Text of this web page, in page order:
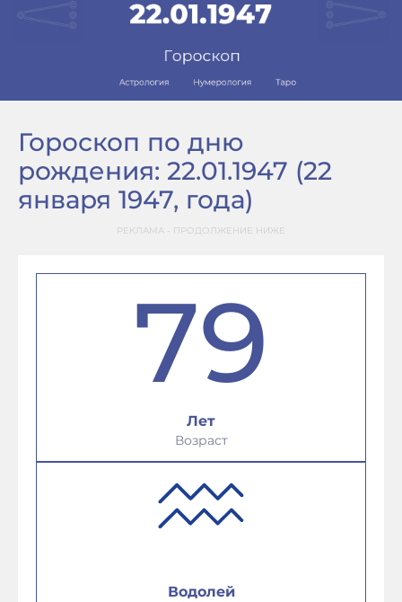
Гороскоп по дню
рождения: 22.01.1947 (22
января 1947, года)
РЕКЛАМА - ПРОДОЛЖЕНИЕ НИЖЕ
79
Лет
Возраст
Водолей